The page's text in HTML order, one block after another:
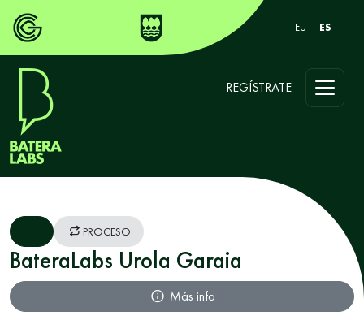
EU ES
REGÍSTRATE
PROCESO
BateraLabs Urola Garaia
Más info